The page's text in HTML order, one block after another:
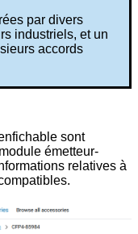
par divers
industriels, et un
accords
sont
émetteur-
relatives à